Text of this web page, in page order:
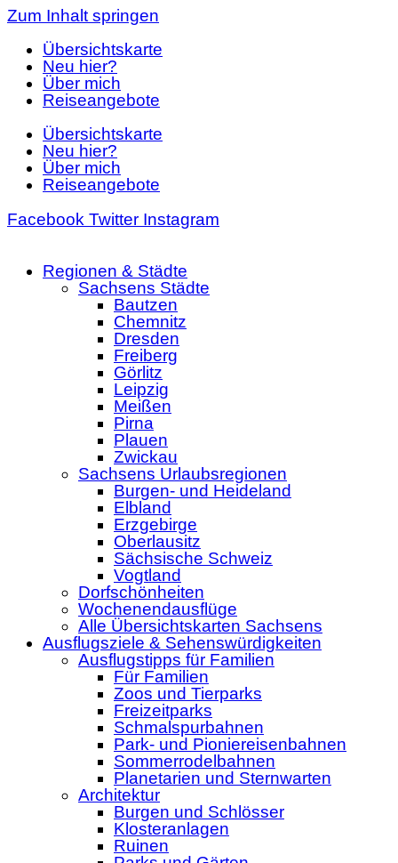
Zum Inhalt springen
Übersichtskarte
Neu hier?
Über mich
Reiseangebote
Übersichtskarte
Neu hier?
Über mich
Reiseangebote
Facebook Twitter Instagram
Regionen & Städte
Sachsens Städte
Bautzen
Chemnitz
Dresden
Freiberg
Görlitz
Leipzig
Meißen
Pirna
Plauen
Zwickau
Sachsens Urlaubsregionen
Burgen- und Heideland
Elbland
Erzgebirge
Oberlausitz
Sächsische Schweiz
Vogtland
Dorfschönheiten
Wochenendausflüge
Alle Übersichtskarten Sachsens
Ausflugsziele & Sehenswürdigkeiten
Ausflugstipps für Familien
Für Familien
Zoos und Tierparks
Freizeitparks
Schmalspurbahnen
Park- und Pioniereisenbahnen
Sommerrodelbahnen
Planetarien und Sternwarten
Architektur
Burgen und Schlösser
Klosteranlagen
Ruinen